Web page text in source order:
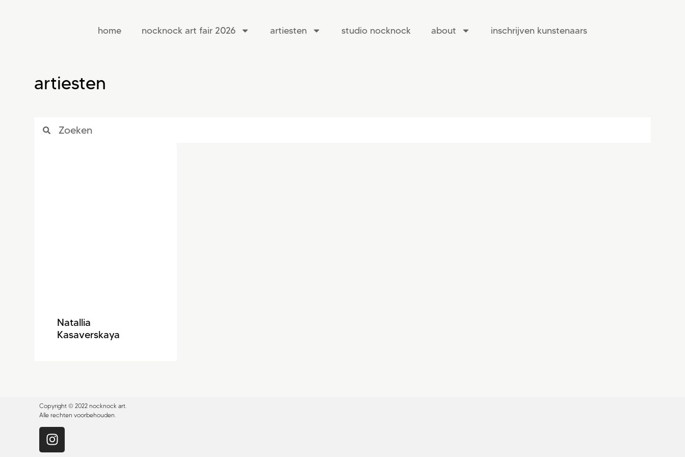
home nocknock art fair 2026 artiesten studio nocknock about inschrijven kunstenaars
artiesten
Natallia
Kasaverskaya
Copyright © 2022 nocknock art.
Alle rechten voorbehouden.